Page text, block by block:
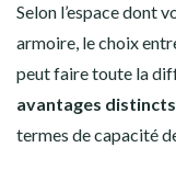
Selon l’espace dont
armoire, le choix
peut faire toute la
avantages distincts
termes de capacité